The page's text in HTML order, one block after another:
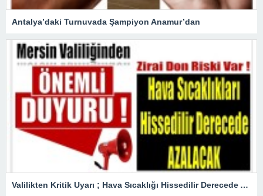
Antalya’daki Turnuvada Şampiyon Anamur’dan
Valilikten Kritik Uyarı ; Hava Sıcaklığı Hissedilir Derecede Azalacak!